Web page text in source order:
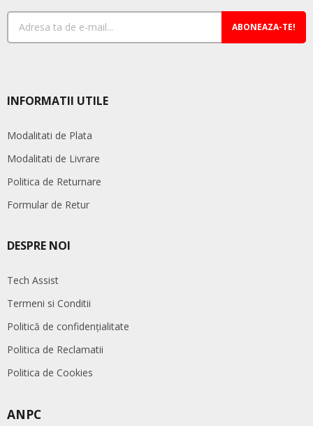
ABONEAZA-TE!
INFORMATII UTILE
Modalitati de Plata
Modalitati de Livrare
Politica de Returnare
Formular de Retur
DESPRE NOI
Tech Assist
Termeni si Conditii
Politică de confidențialitate
Politica de Reclamatii
Politica de Cookies
ANPC